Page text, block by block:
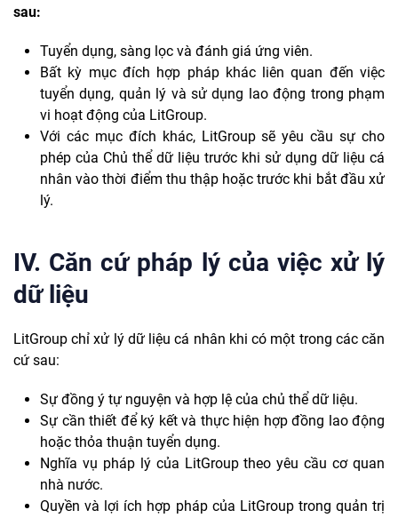
sau:
Tuyển dụng, sàng lọc và đánh giá ứng viên.
Bất kỳ mục đích hợp pháp khác liên quan đến việc
tuyển dụng, quản lý và sử dụng lao động trong phạm
vi hoạt động của LitGroup.
Với các mục đích khác, LitGroup sẽ yêu cầu sự cho
phép của Chủ thể dữ liệu trước khi sử dụng dữ liệu cá
nhân vào thời điểm thu thập hoặc trước khi bắt đầu xử
lý.
IV. Căn cứ pháp lý của việc xử lý
dữ liệu
LitGroup chỉ xử lý dữ liệu cá nhân khi có một trong các căn
cứ sau:
Sự đồng ý tự nguyện và hợp lệ của chủ thể dữ liệu.
Sự cần thiết để ký kết và thực hiện hợp đồng lao động
hoặc thỏa thuận tuyển dụng.
Nghĩa vụ pháp lý của LitGroup theo yêu cầu cơ quan
nhà nước.
Quyền và lợi ích hợp pháp của LitGroup trong quản trị